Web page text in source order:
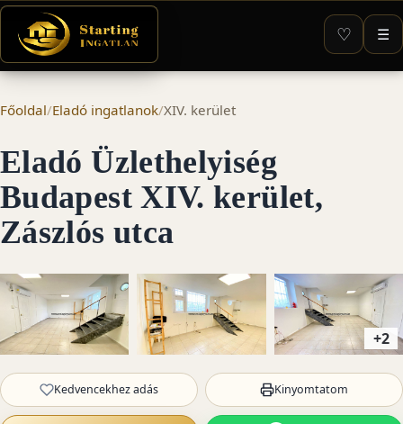
♡ ☰
Főoldal/Eladó ingatlanok/XIV. kerület
Eladó Üzlethelyiség
Budapest XIV. kerület,
Zászlós utca
+2
Kedvencekhez adás Kinyomtatom